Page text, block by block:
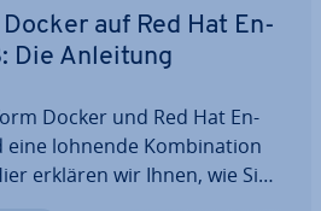
auf Red Hat En­
Die Anleitung
Docker und Red Hat En­
eine lohnende Kom­bi­na­ti­on
erklären wir Ihnen, wie Sie